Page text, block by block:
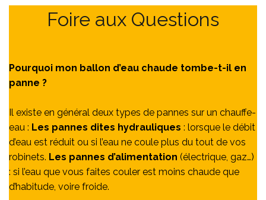
Foire aux Questions
Pourquoi mon ballon d’eau chaude tombe-t-il en
panne ?
Il existe en général deux types de pannes sur un chauffe-
eau : Les pannes dites hydrauliques : lorsque le débit
d’eau est réduit ou si l’eau ne coule plus du tout de vos
robinets. Les pannes d’alimentation (électrique, gaz…)
: si l’eau que vous faites couler est moins chaude que
d’habitude, voire froide.